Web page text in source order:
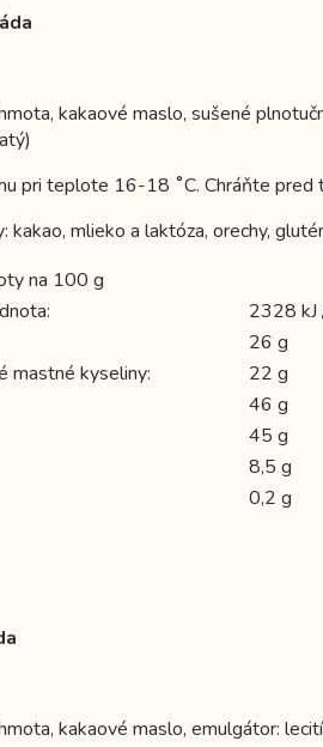
kakaové maslo, sušené
pri teplote 16-18 ˚C. Chráňte pred
kakao, mlieko a laktóza, orechy,
na 100 g
2328
26 g
mastné kyseliny:
22 g
46 g
45 g
8,5 g
0,2 g
kakaové maslo, emulgátor: